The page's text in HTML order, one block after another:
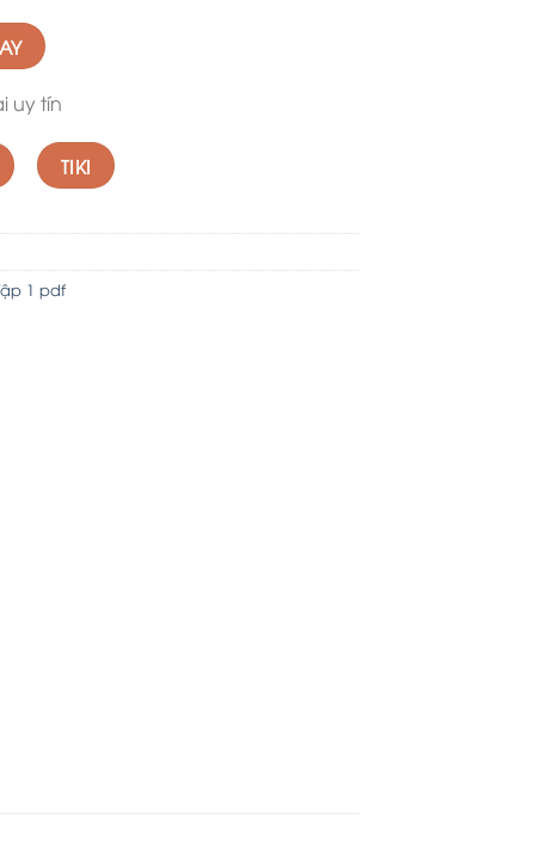
uy tín
TIKI
1 pdf